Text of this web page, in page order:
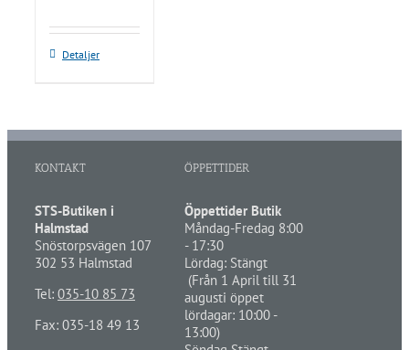
Detaljer
KONTAKT
STS-Butiken i
Halmstad
Snöstorpsvägen 107
302 53 Halmstad
Tel: 035-10 85 73
Fax: 035-18 49 13
ÖPPETTIDER
Öppettider Butik
Måndag-Fredag 8:00
- 17:30
Lördag: Stängt
(Från 1 April till 31
augusti öppet
lördagar: 10:00 -
13:00)